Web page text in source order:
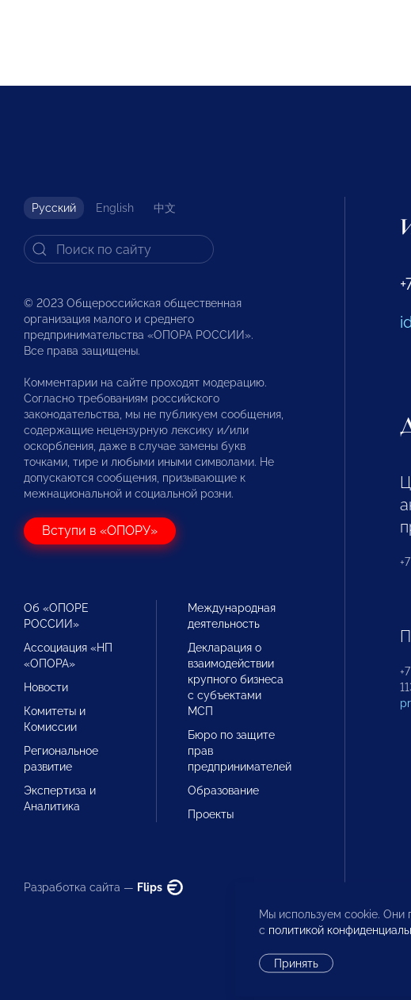
Русский English 中文
© 2023 Общероссийская общественная
организация малого и среднего
предпринимательства «ОПОРА РОССИИ».
Все права защищены.
Комментарии на сайте проходят модерацию.
Согласно требованиям российского
законодательства, мы не публикуем сообщения,
содержащие нецензурную лексику и/или
оскорбления, даже в случае замены букв
точками, тире и любыми иными символами. Не
допускаются сообщения, призывающие к
межнациональной и социальной розни.
Вступи в «ОПОРУ»
Об «ОПОРЕ
РОССИИ»
Ассоциация «НП
«ОПОРА»
Новости
Комитеты и
Комиссии
Региональное
развитие
Экспертиза и
Аналитика
Международная
деятельность
Декларация о
взаимодействии
крупного бизнеса
с субъектами
МСП
Бюро по защите
прав
предпринимателей
Образование
Проекты
Разработка сайта — Flips
Мы используем cookie. Они
с политикой
Принять